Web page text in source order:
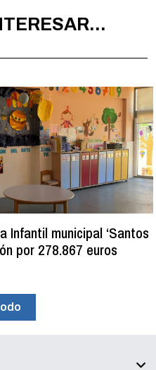
Infantil municipal ‘Santos
por 278.867 euros